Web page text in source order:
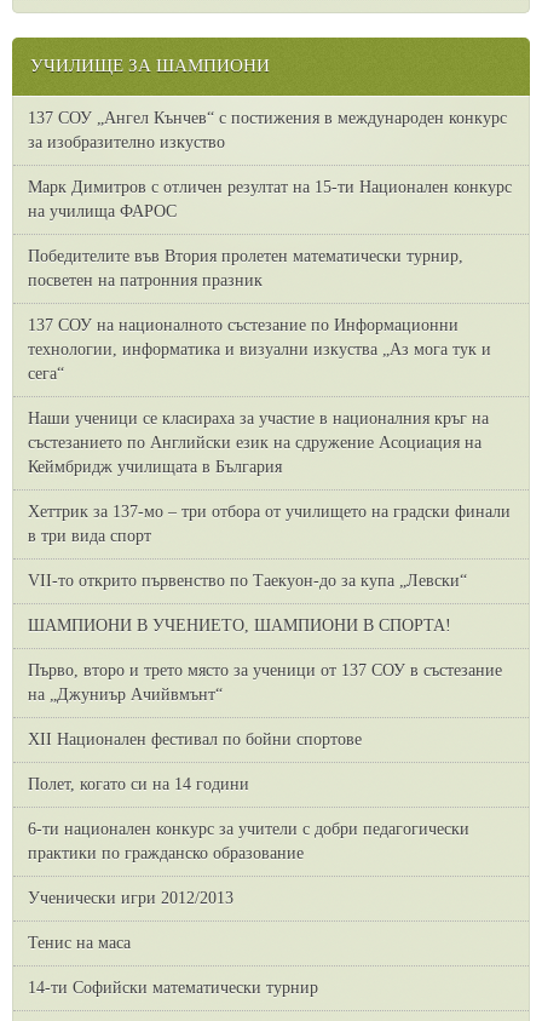
УЧИЛИЩЕ ЗА ШАМПИОНИ
137 СОУ „Ангел Кънчев“ с постижения в международен конкурс
за изобразително изкуство
Марк Димитров с отличен резултат на 15-ти Национален конкурс
на училища ФАРОС
Победителите във Втория пролетен математически турнир,
посветен на патронния празник
137 СОУ на националното състезание по Информационни
технологии, информатика и визуални изкуства „Аз мога тук и
сега“
Наши ученици се класираха за участие в националния кръг на
състезанието по Английски език на сдружение Асоциация на
Кеймбридж училищата в България
Хеттрик за 137-мо – три отбора от училището на градски финали
в три вида спорт
VII-то открито първенство по Таекуон-до за купа „Левски“
ШАМПИОНИ В УЧЕНИЕТО, ШАМПИОНИ В СПОРТА!
Първо, второ и трето място за ученици от 137 СОУ в състезание
на „Джуниър Ачийвмънт“
XII Национален фестивал по бойни спортове
Полет, когато си на 14 години
6-ти национален конкурс за учители с добри педагогически
практики по гражданско образование
Ученически игри 2012/2013
Тенис на маса
14-ти Софийски математически турнир